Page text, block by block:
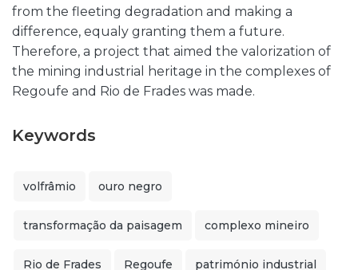
from the fleeting degradation and making a
difference, equaly granting them a future.
Therefore, a project that aimed the valorization of
the mining industrial heritage in the complexes of
Regoufe and Rio de Frades was made.
Keywords
volfrâmio ouro negro
transformação da paisagem complexo mineiro
Rio de Frades Regoufe património industrial